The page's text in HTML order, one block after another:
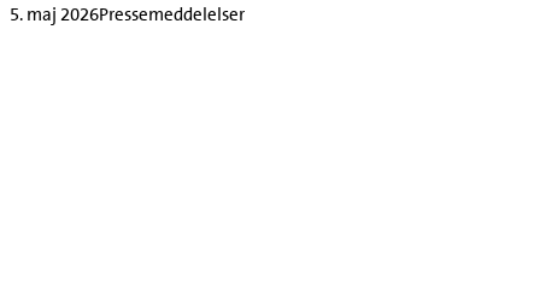
5. maj 2026Pressemeddelelser